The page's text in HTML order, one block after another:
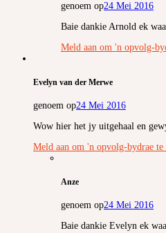
genoem op24 Mei 2016
Baie dankie Arnold ek
Meld aan om 'n opvolg-
Evelyn van der Merwe
genoem op24 Mei 2016
Wow hier het jy uitgehaal en
Meld aan om 'n opvolg-bydrae te
Anze
genoem op24 Mei 2016
Baie dankie Evelyn ek